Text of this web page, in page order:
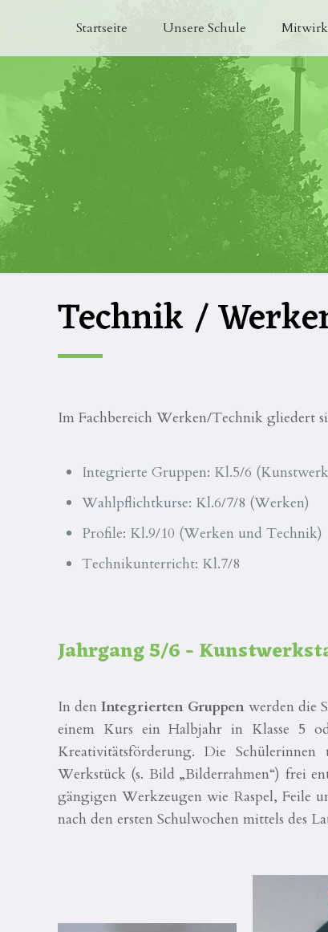
Startseite Unsere Schule
Technik /
Im Fachbereich Werken/Technik gliedert
Integrierte Gruppen: Kl.5/6
Wahlpflichtkurse: Kl.6/7/8 (Werken)
Profile: Kl.9/10 (Werken und Technik)
Technikunterricht: Kl.7/8
Jahrgang 5/6 -
In den Integrierten Gruppen werden die
einem Kurs ein Halbjahr in Klasse 5
Kreativitätsförderung. Die
Werkstück (s. Bild „Bilderrahmen“) frei
gängigen Werkzeugen wie Raspel, Feile
nach den ersten Schulwochen mittels des